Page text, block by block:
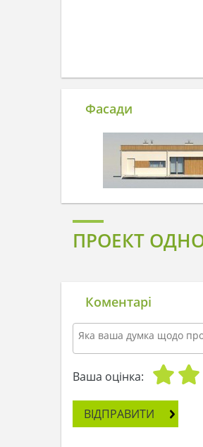
Фасади
ПРОЕКТ
Коментарі
Ваша оцінка:
ВІДПРАВИТИ